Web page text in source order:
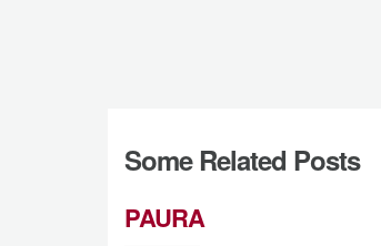
Some Related Posts
PAURA